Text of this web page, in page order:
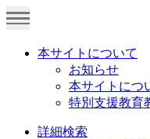
本サイトについて
お知らせ
本サイトにつ
特別支援教育
詳細検索